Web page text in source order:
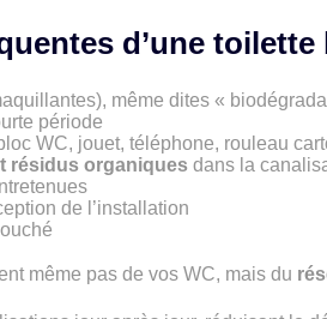
d’une toilette
même dites «
période
WC, jouet, téléphone, rouleau
résidus organiques dans la
de l’installation
même pas de vos WC, mais du